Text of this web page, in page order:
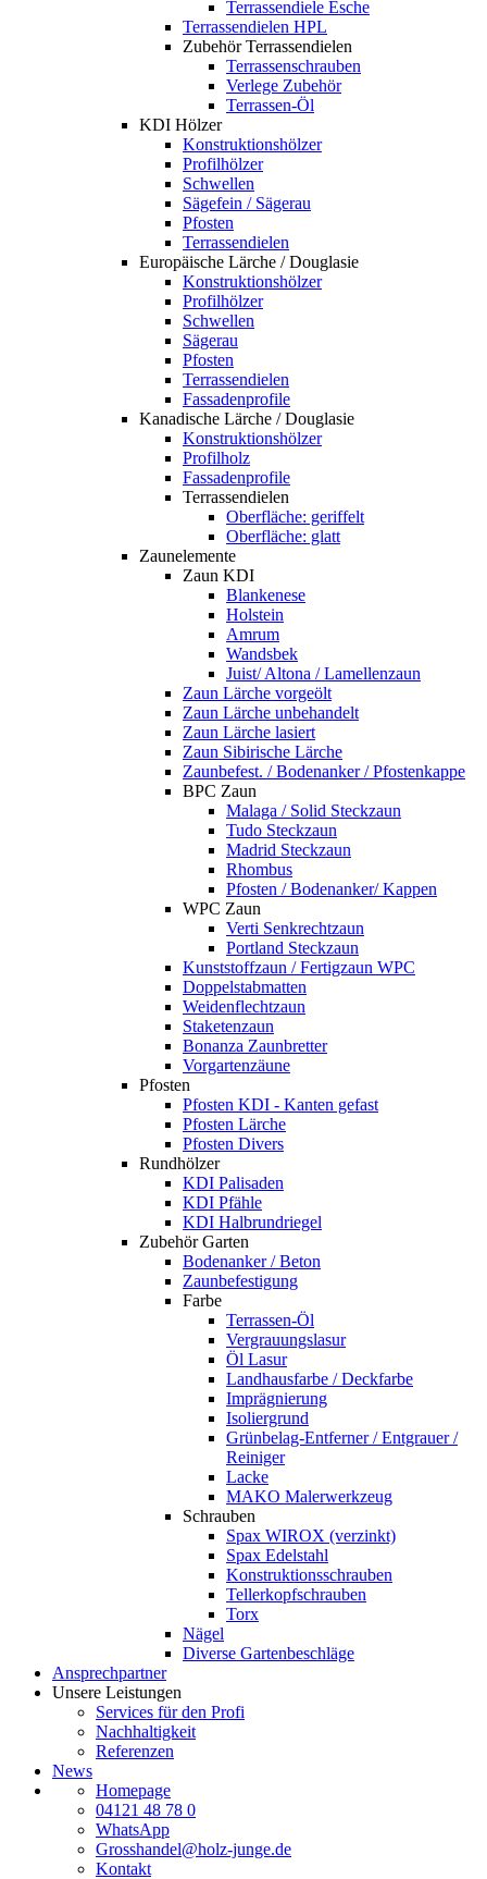
Terrassendiele Esche
Terrassendielen HPL
Zubehör Terrassendielen
Terrassenschrauben
Verlege Zubehör
Terrassen-Öl
KDI Hölzer
Konstruktionshölzer
Profilhölzer
Schwellen
Sägefein / Sägerau
Pfosten
Terrassendielen
Europäische Lärche / Douglasie
Konstruktionshölzer
Profilhölzer
Schwellen
Sägerau
Pfosten
Terrassendielen
Fassadenprofile
Kanadische Lärche / Douglasie
Konstruktionshölzer
Profilholz
Fassadenprofile
Terrassendielen
Oberfläche: geriffelt
Oberfläche: glatt
Zaunelemente
Zaun KDI
Blankenese
Holstein
Amrum
Wandsbek
Juist/ Altona / Lamellenzaun
Zaun Lärche vorgeölt
Zaun Lärche unbehandelt
Zaun Lärche lasiert
Zaun Sibirische Lärche
Zaunbefest. / Bodenanker / Pfostenkappe
BPC Zaun
Malaga / Solid Steckzaun
Tudo Steckzaun
Madrid Steckzaun
Rhombus
Pfosten / Bodenanker/ Kappen
WPC Zaun
Verti Senkrechtzaun
Portland Steckzaun
Kunststoffzaun / Fertigzaun WPC
Doppelstabmatten
Weidenflechtzaun
Staketenzaun
Bonanza Zaunbretter
Vorgartenzäune
Pfosten
Pfosten KDI - Kanten gefast
Pfosten Lärche
Pfosten Divers
Rundhölzer
KDI Palisaden
KDI Pfähle
KDI Halbrundriegel
Zubehör Garten
Bodenanker / Beton
Zaunbefestigung
Farbe
Terrassen-Öl
Vergrauungslasur
Öl Lasur
Landhausfarbe / Deckfarbe
Imprägnierung
Isoliergrund
Grünbelag-Entferner / Entgrauer /
Reiniger
Lacke
MAKO Malerwerkzeug
Schrauben
Spax WIROX (verzinkt)
Spax Edelstahl
Konstruktionsschrauben
Tellerkopfschrauben
Torx
Nägel
Diverse Gartenbeschläge
Ansprechpartner
Unsere Leistungen
Services für den Profi
Nachhaltigkeit
Referenzen
News
Homepage
04121 48 78 0
WhatsApp
Grosshandel@holz-junge.de
Kontakt